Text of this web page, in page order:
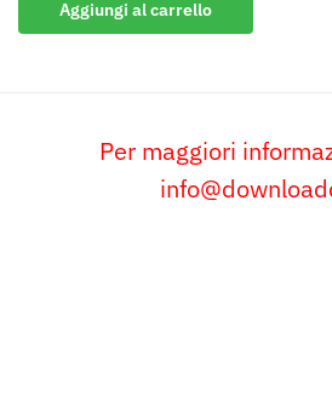
originale
era:
attuale
è:
Aggiungi al carrello
Per maggiori